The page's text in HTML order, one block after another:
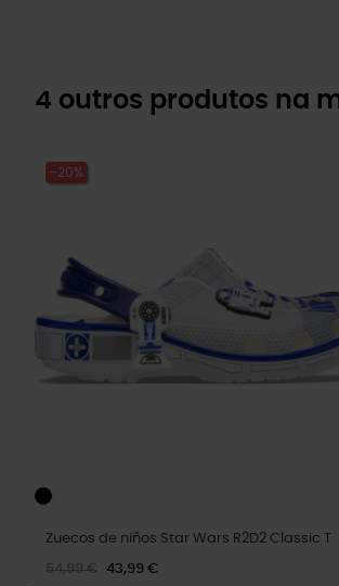
4 outros produtos na
-20%
Zuecos de niños Star Wars R2D2 Classic T
54,99 € 43,99 €